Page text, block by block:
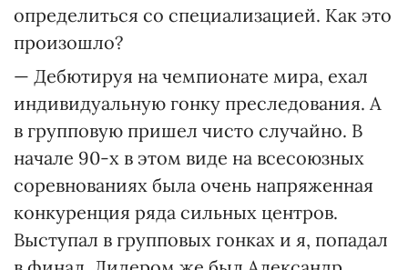
определиться со специализацией. Как это
произошло?
— Дебютируя на чемпионате мира, ехал
индивидуальную гонку преследования. А
в групповую пришел чисто случайно. В
начале 90-х в этом виде на всесоюзных
соревнованиях была очень напряженная
конкуренция ряда сильных центров.
Выступал в групповых гонках и я, попадал